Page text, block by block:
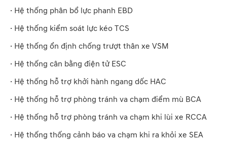
· Hệ thống phân bổ lực phanh EBD
· Hệ thống kiểm soát lực kéo TCS
· Hệ thống ổn định chống trượt thân xe VSM
· Hệ thống cân bằng điện tử ESC
· Hệ thống hỗ trợ khởi hành ngang dốc HAC
· Hệ thống hỗ trợ phòng tránh va chạm điểm mù BCA
· Hệ thống hỗ trợ phòng tránh va chạm khi lùi xe RCCA
· Hệ thống thống cảnh báo va chạm khi ra khỏi xe SEA